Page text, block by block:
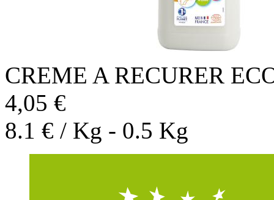
CREME A RECURER
4,05 €
8.1 € / Kg - 0.5 Kg